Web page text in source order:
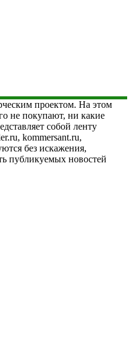
проектом. На этом
не покупают, ни какие
собой ленту
kommersant.ru,
без искажения,
публикуемых новостей